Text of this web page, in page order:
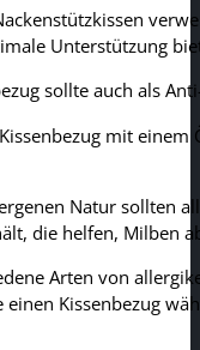
Unterstützung
sollte auch als
mit
Natur sollten
die helfen, Milben
Arten von
einen Kissenbezug